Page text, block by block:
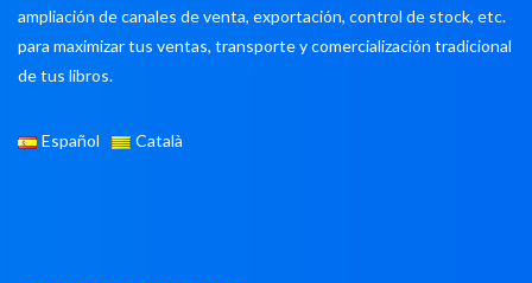
ampliación de canales de venta, exportación, control de stock, etc.
para maximizar tus ventas, transporte y comercialización tradicional
de tus libros.
Español Català